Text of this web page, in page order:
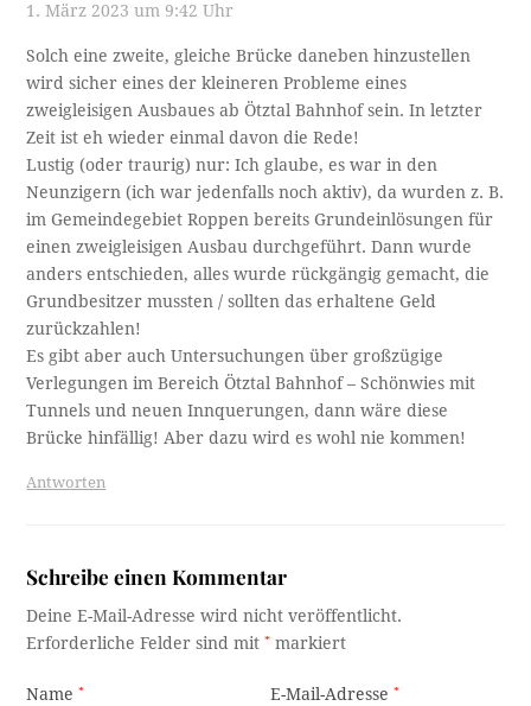
1. März 2023 um 9:42 Uhr
Solch eine zweite, gleiche Brücke daneben hinzustellen
wird sicher eines der kleineren Probleme eines
zweigleisigen Ausbaues ab Ötztal Bahnhof sein. In letzter
Zeit ist eh wieder einmal davon die Rede!
Lustig (oder traurig) nur: Ich glaube, es war in den
Neunzigern (ich war jedenfalls noch aktiv), da wurden z. B.
im Gemeindegebiet Roppen bereits Grundeinlösungen für
einen zweigleisigen Ausbau durchgeführt. Dann wurde
anders entschieden, alles wurde rückgängig gemacht, die
Grundbesitzer mussten / sollten das erhaltene Geld
zurückzahlen!
Es gibt aber auch Untersuchungen über großzügige
Verlegungen im Bereich Ötztal Bahnhof – Schönwies mit
Tunnels und neuen Innquerungen, dann wäre diese
Brücke hinfällig! Aber dazu wird es wohl nie kommen!
Antworten
Schreibe einen Kommentar
Deine E-Mail-Adresse wird nicht veröffentlicht.
Erforderliche Felder sind mit* markiert
Name* E-Mail-Adresse*